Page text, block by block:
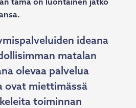
ideana
matalan
olevaa palvelua
ovat miettimässä
toiminnan